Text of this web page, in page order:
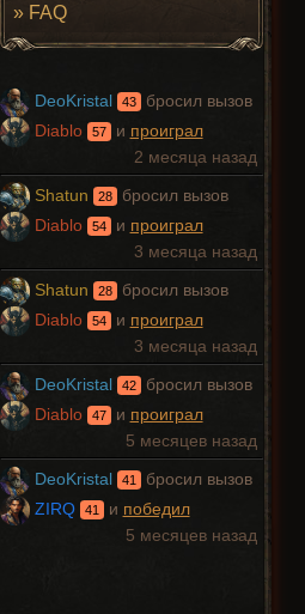
» FAQ
DeoKristal 43 бросил вызов
Diablo
57 и проиграл
2 месяца назад
Shatun 28 бросил вызов
Diablo
54 и проиграл
3 месяца назад
Shatun 28 бросил вызов
Diablo
54 и проиграл
3 месяца назад
DeoKristal 42 бросил вызов
Diablo
47 и проиграл
5 месяцев назад
DeoKristal 41 бросил вызов
ZIRQ
41 и победил
5 месяцев назад